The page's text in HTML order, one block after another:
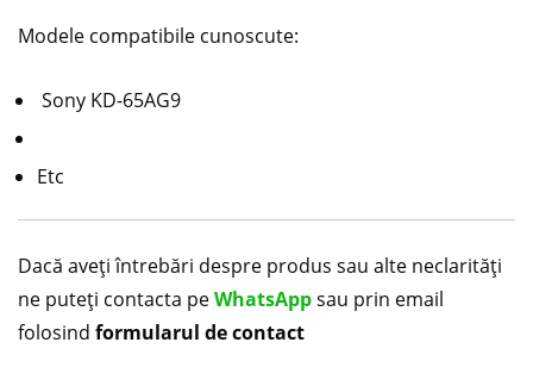
Modele compatibile cunoscute:
Sony KD-65AG9
Etc
Dacă aveți întrebări despre produs sau alte neclarități
ne puteți contacta peWhatsAppsau prin email
folosind formularul de contact